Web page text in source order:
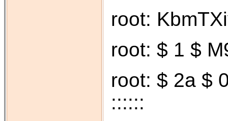
root:
root: $ 1 $
root: $ 2a $
::::::